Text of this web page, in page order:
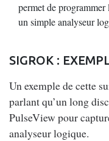
permet de
un simple analyseur
SIGROK :
Un exemple de cette
parlant qu’un long
PulseView pour
analyseur logique.